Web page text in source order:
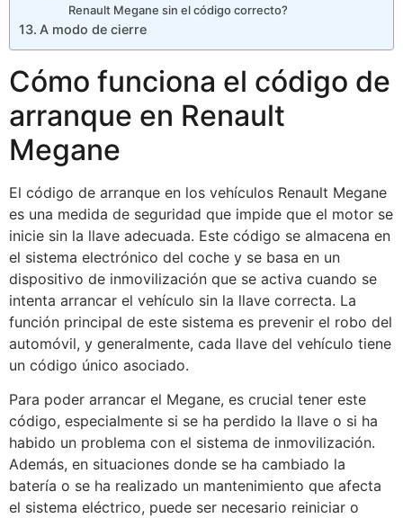
Renault Megane sin el código correcto?
A modo de cierre
Cómo funciona el código de
arranque en Renault
Megane
El código de arranque en los vehículos Renault Megane
es una medida de seguridad que impide que el motor se
inicie sin la llave adecuada. Este código se almacena en
el sistema electrónico del coche y se basa en un
dispositivo de inmovilización que se activa cuando se
intenta arrancar el vehículo sin la llave correcta. La
función principal de este sistema es prevenir el robo del
automóvil, y generalmente, cada llave del vehículo tiene
un código único asociado.
Para poder arrancar el Megane, es crucial tener este
código, especialmente si se ha perdido la llave o si ha
habido un problema con el sistema de inmovilización.
Además, en situaciones donde se ha cambiado la
batería o se ha realizado un mantenimiento que afecta
el sistema eléctrico, puede ser necesario reiniciar o